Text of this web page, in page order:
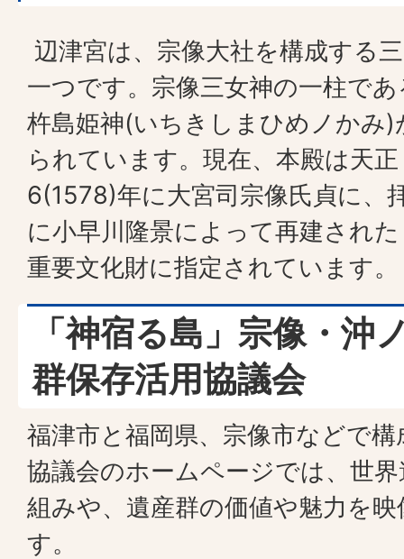
辺津宮は、宗像大社を構成する
一つです。宗像三女神の一柱で
杵島姫神(いちきしまひめノかみ)
られています。現在、本殿は天正
6(1578)年に大宮司宗像氏貞に、
に小早川隆景によって再建され
重要文化財に指定されています。
「神宿る島」宗像・沖
群保存活用協議会
福津市と福岡県、宗像市などで
協議会のホームページでは、世
組みや、遺産群の価値や魅力を
す。